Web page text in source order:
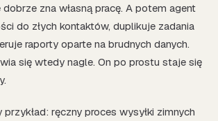
zna własną pracę. A potem agent
do złych kontaktów, duplikuje zadania
raporty oparte na brudnych danych.
się wtedy nagle. On po prostu staje się
przykład: ręczny proces wysyłki zimnych